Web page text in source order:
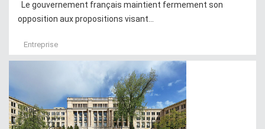
Le gouvernement français maintient fermement son
opposition aux propositions visant...
Entreprise